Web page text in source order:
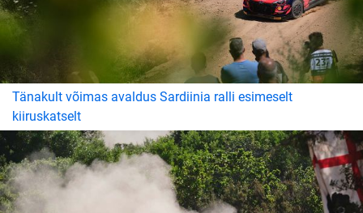
Tänakult võimas avaldus Sardiinia ralli esimeselt
kiiruskatselt